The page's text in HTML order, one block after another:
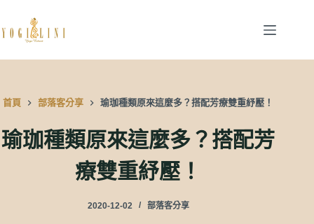
至
容
首頁 部落客分享 瑜珈種類原來這麼多？搭配芳療雙重紓壓！
瑜珈種類原來這麼多？搭配芳
療雙重紓壓！
2020-12-02 部落客分享